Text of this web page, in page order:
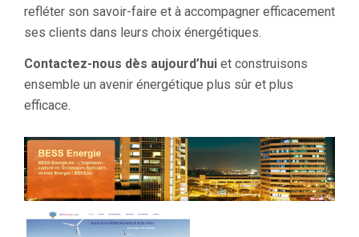
refléter son savoir-faire et à accompagner efficacement
ses clients dans leurs choix énergétiques.
Contactez-nous dès aujourd’hui et construisons
ensemble un avenir énergétique plus sûr et plus
efficace.